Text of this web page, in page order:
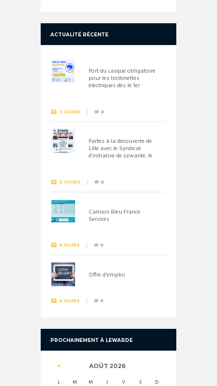
ACTUALITÉ RÉCENTE
Port du casque obligatoire
pour les trottinettes
électriques dès le 1er
3 JOURS 0
Partez à la découverte de
Lille avec le Syndicat
d’initiative de Lewarde, le
3 JOURS 0
Camion Bleu France
Services
4 JOURS 0
Offre d'emploi
4 JOURS 0
PROCHAINEMENT À LEWARDE
AOÛT 2026
L M M J V S D